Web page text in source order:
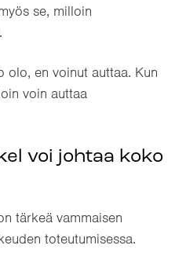
se, milloin
olo, en voinut auttaa. Kun
voin auttaa
voi johtaa koko
tärkeä vammaisen
toteutumisessa.